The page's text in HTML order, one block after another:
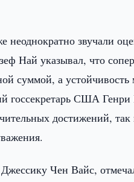
звучали
Най указывал, что
суммой, а
США Генри
достижений,
Чен Вайс,